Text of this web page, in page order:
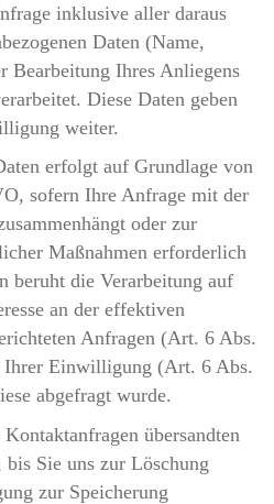
inklusive aller daraus
Daten (Name,
Bearbeitung Ihres Anliegens
Diese Daten geben
weiter.
erfolgt auf Grundlage von
sofern Ihre Anfrage mit der
oder zur
Maßnahmen erforderlich
beruht die Verarbeitung auf
an der effektiven
Anfragen (Art. 6 Abs.
Einwilligung (Art. 6 Abs.
abgefragt wurde.
übersandten
Sie uns zur Löschung
zur Speicherung